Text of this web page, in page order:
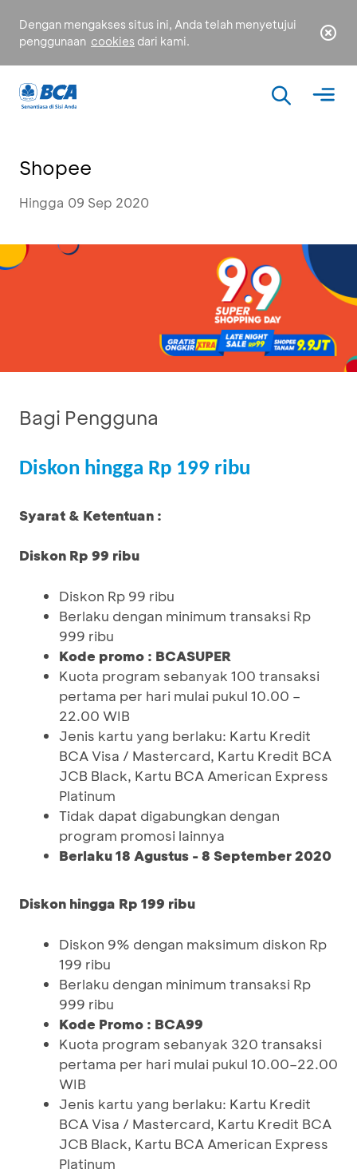
Dengan mengakses situs ini, Anda telah menyetujui
penggunaan cookies dari kami.
Shopee
Hingga 09 Sep 2020
Bagi Pengguna
Diskon hingga Rp 199 ribu
Syarat & Ketentuan :
Diskon Rp 99 ribu
Diskon Rp 99 ribu
Berlaku dengan minimum transaksi Rp
999 ribu
Kode promo : BCASUPER
Kuota program sebanyak 100 transaksi
pertama per hari mulai pukul 10.00 –
22.00 WIB
Jenis kartu yang berlaku: Kartu Kredit
BCA Visa / Mastercard, Kartu Kredit BCA
JCB Black, Kartu BCA American Express
Platinum
Tidak dapat digabungkan dengan
program promosi lainnya
Berlaku 18 Agustus - 8 September 2020
Diskon hingga Rp 199 ribu
Diskon 9% dengan maksimum diskon Rp
199 ribu
Berlaku dengan minimum transaksi Rp
999 ribu
Kode Promo : BCA99
Kuota program sebanyak 320 transaksi
pertama per hari mulai pukul 10.00–22.00
WIB
Jenis kartu yang berlaku: Kartu Kredit
BCA Visa / Mastercard, Kartu Kredit BCA
JCB Black, Kartu BCA American Express
Platinum